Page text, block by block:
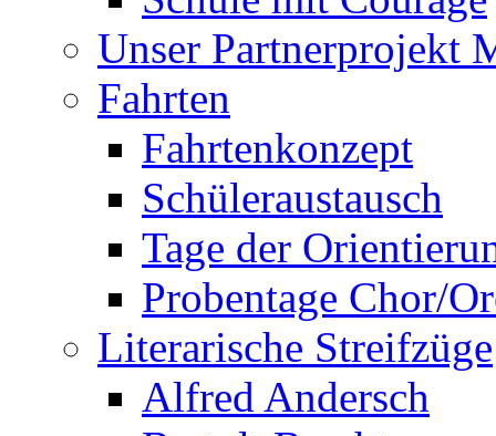
Unser Partnerprojekt
Fahrten
Fahrtenkonzept
Schüleraustausch
Tage der
Probentage Chor/
Literarische Streifzüge
Alfred Andersch